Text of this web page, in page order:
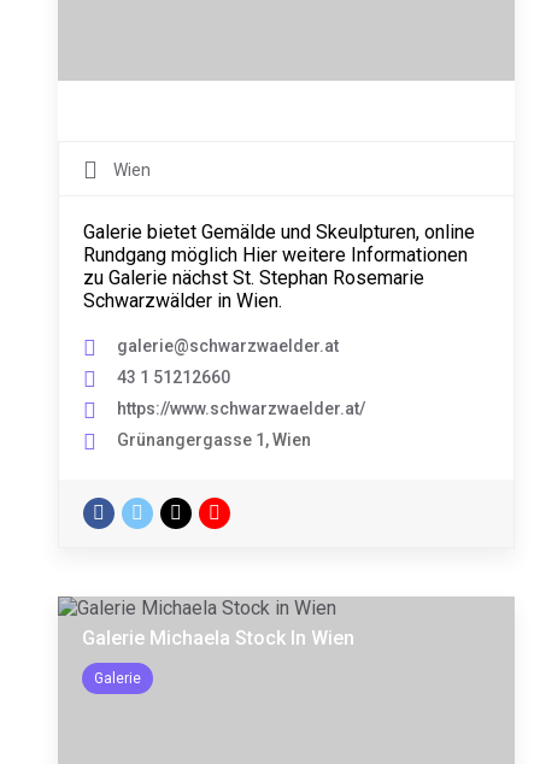
Wien
Galerie bietet Gemälde und Skeulpturen, online
Rundgang möglich Hier weitere Informationen
zu Galerie nächst St. Stephan Rosemarie
Schwarzwälder in Wien.
galerie@schwarzwaelder.at
43 1 51212660
https://www.schwarzwaelder.at/
Grünangergasse 1, Wien
Galerie Michaela Stock In Wien
Galerie